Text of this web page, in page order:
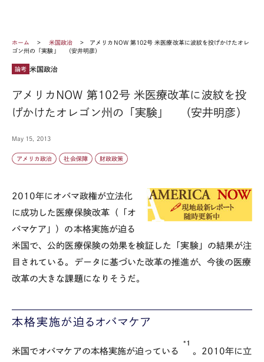
ホーム 米国政治
アメリカNOW 第102号 米医療改革に波紋を投げかけたオレ
ゴン州の「実験」 （安井明彦）
論考 米国政治
アメリカNOW 第102号 米医療改革に波紋を投
げかけたオレゴン州の「実験」 （安井明彦）
May 15, 2013
アメリカ政治 社会保障 財政政策
2010年にオバマ政権が立法化
に成功した医療保険改革（「オ
バマケア」）の本格実施が迫る
米国で、公的医療保険の効果を検証した「実験」の結果が注
目されている。データに基づいた改革の推進が、今後の医療
改革の大きな課題になりそうだ。
本格実施が迫るオバマケア
米国でオバマケアの本格実施が迫っている
*1
。2010年に立